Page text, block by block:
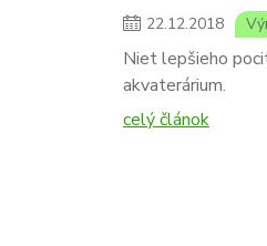
22.12.2018
Niet lepšieho
akvaterárium.
celý článok